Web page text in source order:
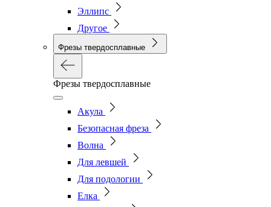
Эллипс
Другое
Фрезы твердосплавные
Фрезы твердосплавные
Акула
Безопасная фреза
Волна
Для левшей
Для подологии
Елка